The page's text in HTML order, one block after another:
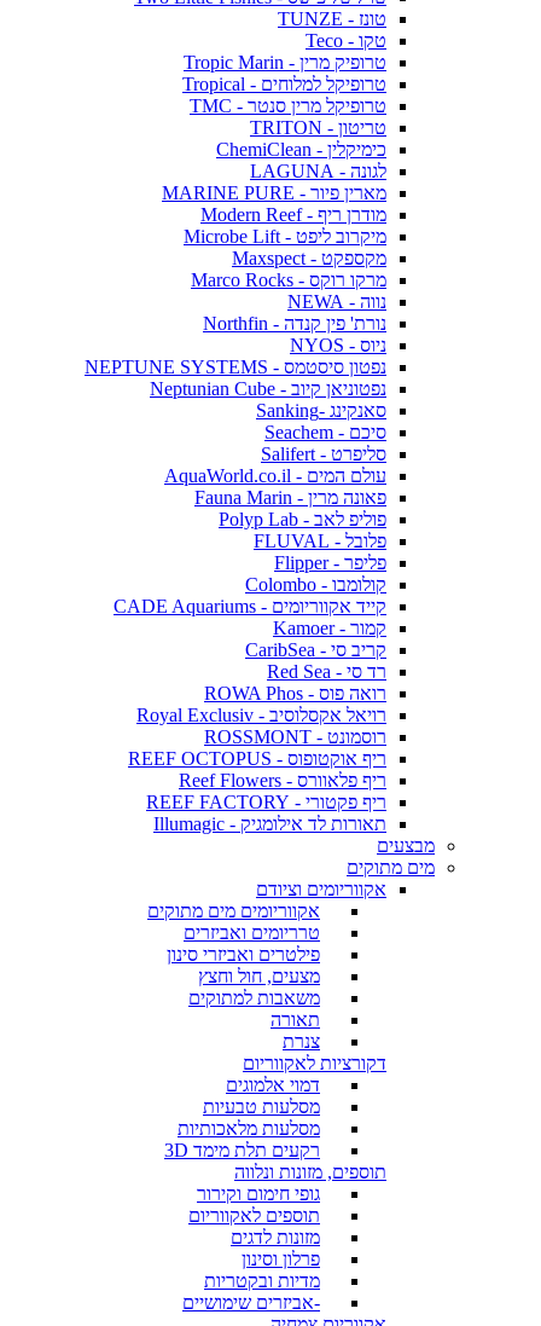
טונז - TUNZE
טקו - Teco
טרופיק מרין - Tropic Marin
טרופיקל למלוחים - Tropical
טרופיקל מרין סנטר - TMC
טריטון - TRITON
כימיקלין - ChemiClean
לגונה - LAGUNA
מארין פיור - MARINE PURE
מודרן ריף - Modern Reef
מיקרוב ליפט - Microbe Lift
מקספקט - Maxspect
מרקו רוקס - Marco Rocks
נווה - NEWA
נורת' פין קנדה - Northfin
ניוס - NYOS
נפטון סיסטמס - NEPTUNE SYSTEMS
נפטוניאן קיוב - Neptunian Cube
סאנקינג -Sanking
סיכם - Seachem
סליפרט - Salifert
עולם המים - AquaWorld.co.il
פאונה מרין - Fauna Marin
פוליפ לאב - Polyp Lab
פלובל - FLUVAL
פליפר - Flipper
קולומבו - Colombo
קייד אקווריומים - CADE Aquariums
קמור - Kamoer
קריב סי - CaribSea
רד סי - Red Sea
רואה פוס - ROWA Phos
רויאל אקסלוסיב - Royal Exclusiv
רוסמונט - ROSSMONT
ריף אוקטופוס - REEF OCTOPUS
ריף פלאוורס - Reef Flowers
ריף פקטורי - REEF FACTORY
תאורות לד אילומגיק - Illumagic
מבצעים
מים מתוקים
אקווריומים וציודם
אקווריומים מים מתוקים
טרריומים ואביזרים
פילטרים ואביזרי סינון
מצעים, חול וחצץ
משאבות למתוקים
תאורה
צנרת
דקורציות לאקווריום
דמוי אלמוגים
מסלעות טבעיות
מסלעות מלאכותיות
רקעים תלת מימד 3D
תוספים, מזונות ונלווה
גופי חימום וקירור
תוספים לאקווריום
מזונות לדגים
פרלון וסינון
מדיות ובקטריות
-אביזרים שימושיים